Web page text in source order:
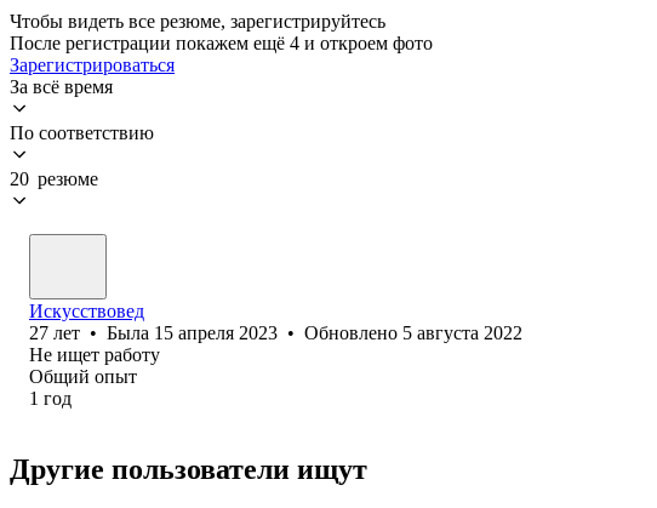
Чтобы видеть все резюме, зарегистрируйтесь
После регистрации покажем ещё 4 и откроем фото
Зарегистрироваться
За всё время
По соответствию
20 резюме
Искусствовед
27 лет • Была 15 апреля 2023 • Обновлено 5 августа 2022
Не ищет работу
Общий опыт
1 год
Другие пользователи ищут